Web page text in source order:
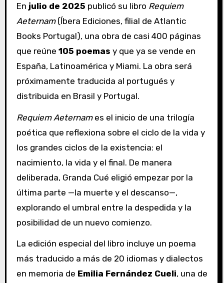
En julio de 2025 publicó su libro Requiem
Aeternam(Íbera Ediciones, filial de Atlantic
Books Portugal), una obra de casi 400 páginas
que reúne 105 poemas y que ya se vende en
España, Latinoamérica y Miami. La obra será
próximamente traducida al portugués y
distribuida en Brasil y Portugal.
Requiem Aeternames el inicio de una trilogía
poética que reflexiona sobre el ciclo de la vida y
los grandes ciclos de la existencia: el
nacimiento, la vida y el final. De manera
deliberada, Granda Cué eligió empezar por la
última parte —la muerte y el descanso—,
explorando el umbral entre la despedida y la
posibilidad de un nuevo comienzo.
La edición especial del libro incluye un poema
más traducido a más de 20 idiomas y dialectos
en memoria de Emilia Fernández Cueli, una de